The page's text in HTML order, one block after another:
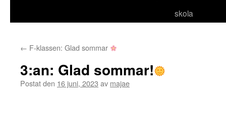
skola
← F-klassen: Glad sommar
3:an: Glad sommar!
Postat den 16 juni, 2023 av majae